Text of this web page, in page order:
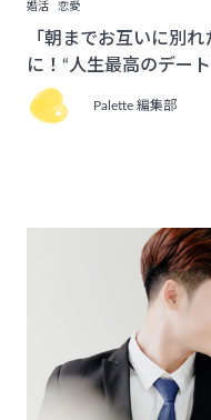
婚活 恋愛
「朝までお互いに別
に！“人生最高のデー
Palette 編集部